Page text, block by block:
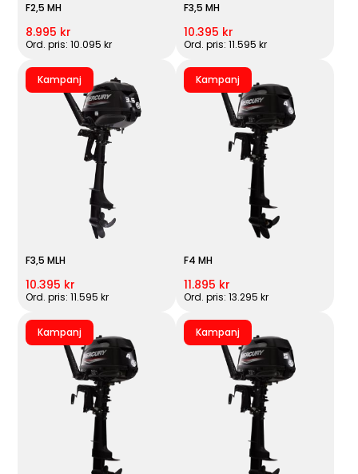
F2,5 MH
8.995 kr
Ord. pris: 10.095 kr
F3,5 MH
10.395 kr
Ord. pris: 11.595 kr
Kampanj
F3,5 MLH
10.395 kr
Ord. pris: 11.595 kr
Kampanj
F4 MH
11.895 kr
Ord. pris: 13.295 kr
Kampanj Kampanj